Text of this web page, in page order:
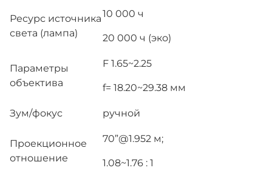
Ресурс источника
света (лампа)
10 000 ч
20 000 ч (эко)
Параметры
объектива
F 1.65~2.25
f= 18.20~29.38 мм
Зум/фокус ручной
Проекционное
отношение
70”@1.952 м;
1.08~1.76 : 1